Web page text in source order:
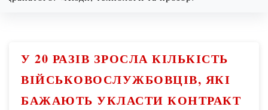
У 20 РАЗІВ ЗРОСЛА КІЛЬКІСТЬ
ВІЙСЬКОВОСЛУЖБОВЦІВ, ЯКІ
БАЖАЮТЬ УКЛАСТИ КОНТРАКТ